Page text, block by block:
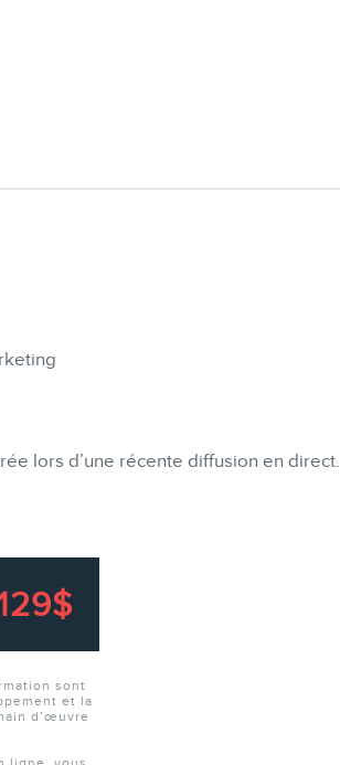
sont
et la
d’œuvre
lors d’une récente diffusion en direct.